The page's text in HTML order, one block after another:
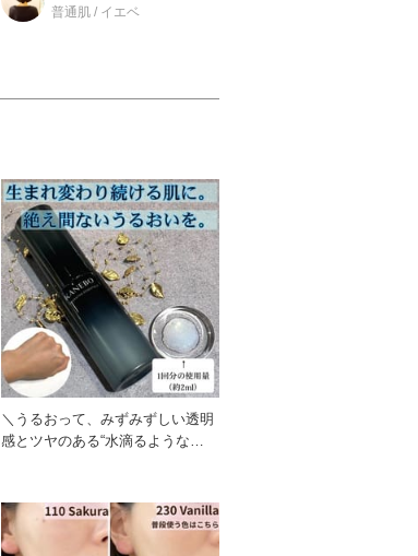
普通肌 / イエベ
＼うるおって、みずみずしい透明
感とツヤのある“水滴るような